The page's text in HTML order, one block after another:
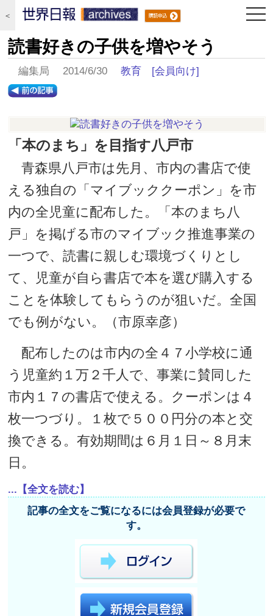
＜
読書好きの子供を増やそう
編集局 2014/6/30教育 [会員向け]
「本のまち」を目指す八戸市
青森県八戸市は先月、市内の書店で使
える独自の「マイブッククーポン」を市
内の全児童に配布した。「本のまち八
戸」を掲げる市のマイブック推進事業の
一つで、読書に親しむ環境づくりとし
て、児童が自ら書店で本を選び購入する
ことを体験してもらうのが狙いだ。全国
でも例がない。（市原幸彦）
配布したのは市内の全４７小学校に通
う児童約１万２千人で、事業に賛同した
市内１７の書店で使える。クーポンは４
枚一つづり。１枚で５００円分の本と交
換できる。有効期間は６月１日～８月末
日。
...【全文を読む】
記事の全文をご覧になるには会員登録が必要で
す。